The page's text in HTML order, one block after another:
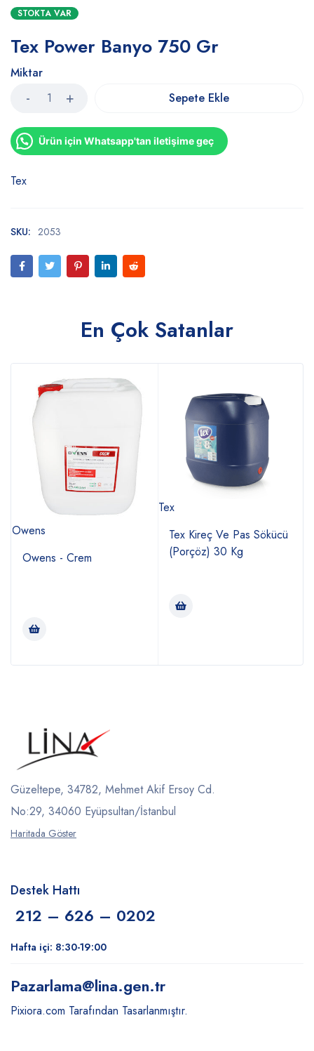
STOKTA VAR
Tex Power Banyo 750 Gr
Miktar
Sepete Ekle
Ürün için Whatsapp'tan iletişime geç
Tex
SKU: 2053
En Çok Satanlar
Owens
Owens - Crem
Tex
Tex Kireç Ve Pas Sökücü
(Porçöz) 30 Kg
Güzeltepe, 34782, Mehmet Akif Ersoy Cd.
No:29, 34060 Eyüpsultan/İstanbul
Haritada Göster
Destek Hattı
212 – 626 – 0202
Hafta içi: 8:30-19:00
Pazarlama@lina.gen.tr
Pixiora.com Tarafından Tasarlanmıştır.